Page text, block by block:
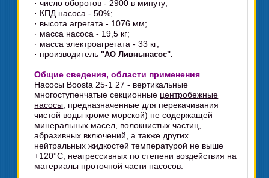
· число оборотов - 2900 в минуту;
· КПД насоса - 50%;
· высота агрегата - 1076 мм;
· масса насоса - 19,5 кг;
· масса электроагрегата - 33 кг;
· производитель"АО Ливнынасос".
Общие сведения, области применения
Насосы Boosta 25-1 27 - вертикальные
многоступенчатые секционные центробежные
насосы , предназначенные для перекачивания
чистой воды кроме морской) не содержащей
минеральных масел, волокнистых частиц,
абразивных включений, а также других
нейтральных жидкостей температурой не выше
+120°C, неагрессивных по степени воздействия на
материалы проточной части насосов.